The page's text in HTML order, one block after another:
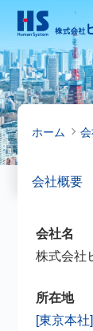
ホーム
会社概要
会社名
株式会社
所在地
[東京本社]